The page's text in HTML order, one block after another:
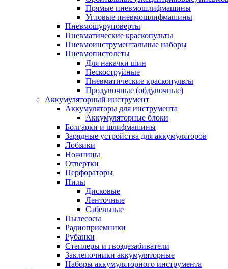
Прямые пневмошлифмашины
Угловые пневмошлифмашины
Пневмошуруповерты
Пневматические краскопульты
Пневмоинструментальные наборы
Пневмопистолеты
Для накачки шин
Пескоструйные
Пневматические краскопульты
Продувочные (обдувочные)
Аккумуляторный инструмент
Аккумуляторы для инструмента
Аккумуляторные блоки
Болгарки и шлифмашины
Зарядные устройства для аккумуляторов
Лобзики
Ножницы
Отвертки
Перфораторы
Пилы
Дисковые
Ленточные
Сабельные
Пылесосы
Радиоприемники
Рубанки
Степлеры и гвоздезабиватели
Заклепочники аккумуляторные
Наборы аккумуляторного инструмента